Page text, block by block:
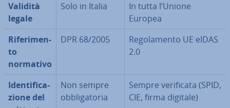
Validità
legale
Solo in Italia
In tutta l’Unione
Europea
Ri­fe­ri­men­
to
normativo
DPR 68/2005
Re­go­la­men­to UE eIDAS
2.0
Iden­ti­fi­ca­
zio­ne del
Non sempre
ob­bli­ga­to­ria
Sempre ve­ri­fi­ca­ta (SPID,
CIE, firma digitale)